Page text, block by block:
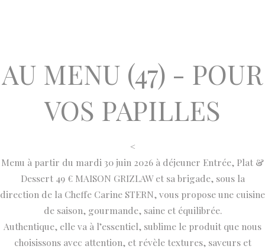
AU MENU (47) - POUR
VOS PAPILLES
<
Menu à partir du mardi 30 juin 2026 à déjeuner Entrée, Plat &
Dessert 49 € MAISON GRIZLAW et sa brigade, sous la
direction de la Cheffe Carine STERN, vous propose une cuisine
de saison, gourmande, saine et équilibrée.
Authentique, elle va à l’essentiel, sublime le produit que nous
choisissons avec attention, et révèle textures, saveurs et